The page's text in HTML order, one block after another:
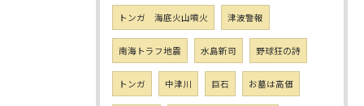
トンガ 海底火山噴火 津波警報
南海トラフ地震 水島新司 野球狂の詩
トンガ 中津川 巨石 お墓は高価